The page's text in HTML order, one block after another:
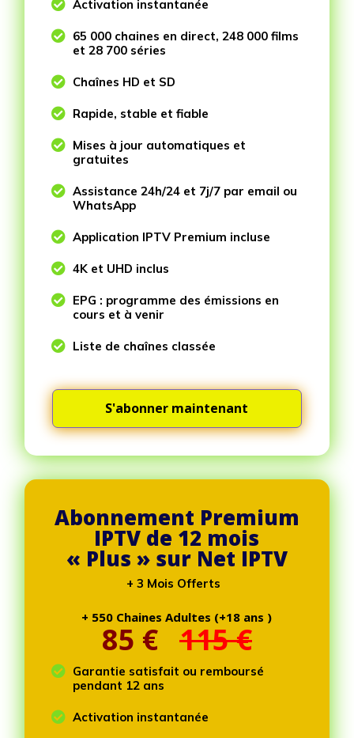
 Activation instantanée
 65 000 chaines en direct, 248 000 films
et 28 700 séries
 Chaînes HD et SD
 Rapide, stable et fiable
 Mises à jour automatiques et
gratuites
 Assistance 24h/24 et 7j/7 par email ou
WhatsApp
 Application IPTV Premium incluse
 4K et UHD inclus
 EPG : programme des émissions en
cours et à venir
 Liste de chaînes classée
S'abonner maintenant
Abonnement Premium
IPTV de 12 mois
« Plus » sur Net IPTV
+ 3 Mois Offerts
+ 550 Chaines Adultes (+18 ans )
85 € 115 €
 Garantie satisfait ou remboursé
pendant 12 ans
 Activation instantanée